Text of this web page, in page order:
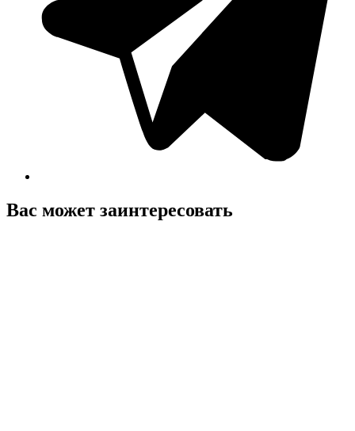
Вас может заинтересовать